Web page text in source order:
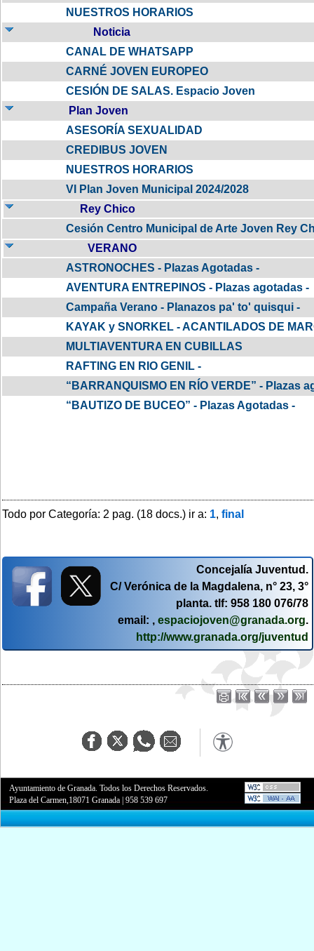
NUESTROS HORARIOS
Noticia
CANAL DE WHATSAPP
CARNÉ JOVEN EUROPEO
CESIÓN DE SALAS. Espacio Joven
Plan Joven
ASESORÍA SEXUALIDAD
CREDIBUS JOVEN
NUESTROS HORARIOS
VI Plan Joven Municipal 2024/2028
Rey Chico
Cesión Centro Municipal de Arte Joven Rey
VERANO
ASTRONOCHES - Plazas Agotadas -
AVENTURA ENTREPINOS - Plazas agotadas -
Campaña Verano - Planazos pa' to' quisqui -
KAYAK y SNORKEL - ACANTILADOS DE
MULTIAVENTURA EN CUBILLAS
RAFTING EN RIO GENIL -
“BARRANQUISMO EN RÍO VERDE” - Plazas
“BAUTIZO DE BUCEO” - Plazas Agotadas -
Todo por Categoría: 2 pag. (18 docs.) ir a: 1, final
Concejalía Juventud.
C/ Verónica de la Magdalena, n° 23, 3°
planta. tlf: 958 180 076/78
email: , espaciojoven@granada.org.
http://www.granada.org/juventud
Ayuntamiento de Granada. Todos los Derechos Reservados.
Plaza del Carmen,18071 Granada |958 539 697